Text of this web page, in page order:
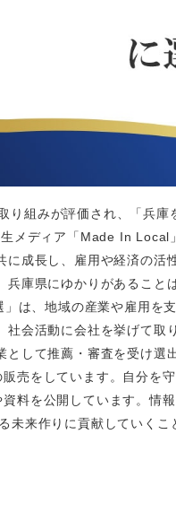
り組みが評価され、「兵
メディア「Made In
成長し、雇用や経済の
庫県にゆかりがあるこ
」は、地域の産業や雇用
会活動に会社を挙げて
して推薦・審査を受け選
売をしています。自分を
料を公開しています。情
未来作りに貢献していく